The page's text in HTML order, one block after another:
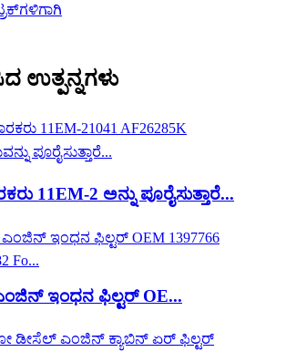
ಉತ್ಪನ್ನಗಳು
11EM-2 ಅನ್ನು ಪೂರೈಸುತ್ತಾರೆ...
ಇಂಧನ ಫಿಲ್ಟರ್ OE...